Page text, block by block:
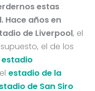
estas
Hace años en
de Liverpool, el
el de los
estadio de la
de San Siro